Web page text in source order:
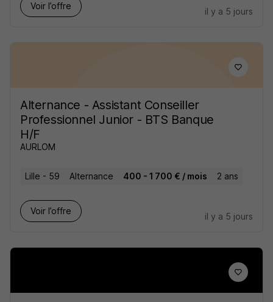
Voir l’offre
il y a 5 jours
Alternance - Assistant Conseiller
Professionnel Junior - BTS Banque
H/F
AURLOM
Lille - 59 Alternance 400 - 1 700 € / mois 2 ans
Voir l’offre
il y a 5 jours